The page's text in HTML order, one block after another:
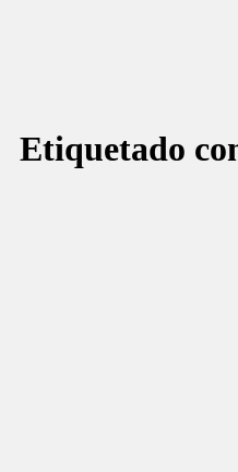
Etiquetado